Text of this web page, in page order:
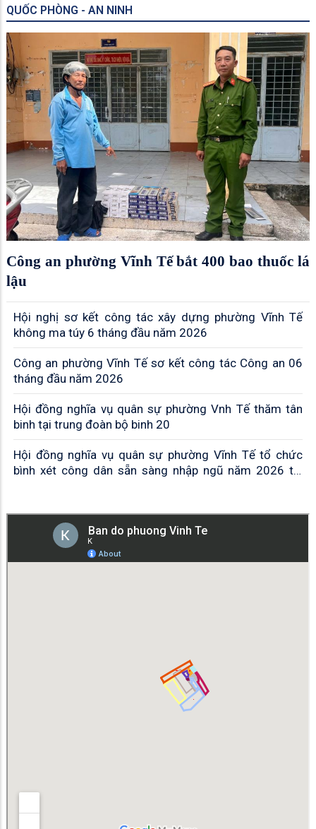
QUỐC PHÒNG - AN NINH
Công an phường Vĩnh Tế bắt 400 bao thuốc lá
lậu
Hội nghị sơ kết công tác xây dựng phường Vĩnh Tế
không ma túy 6 tháng đầu năm 2026
Công an phường Vĩnh Tế sơ kết công tác Công an 06
tháng đầu năm 2026
Hội đồng nghĩa vụ quân sự phường Vnh Tế thăm tân
binh tại trung đoàn bộ binh 20
Hội đồng nghĩa vụ quân sự phường Vĩnh Tế tổ chức
bình xét công dân sẵn sàng nhập ngũ năm 2026 tại